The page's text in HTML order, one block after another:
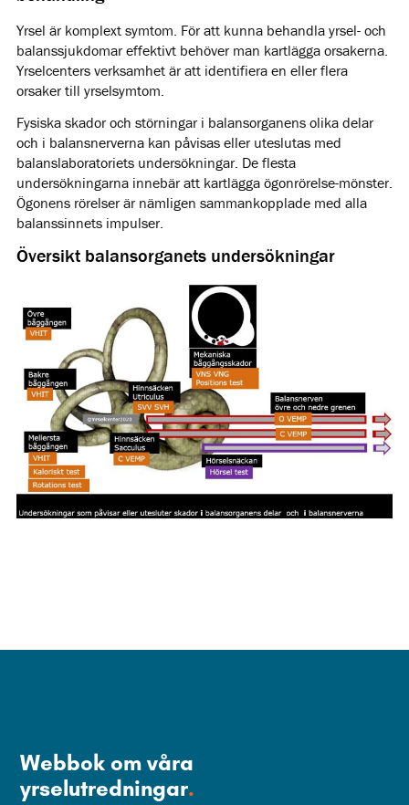
Yrsel är komplext symtom. För att kunna behandla yrsel- och
balanssjukdomar effektivt behöver man kartlägga orsakerna.
Yrselcenters verksamhet är att identifiera en eller flera
orsaker till yrselsymtom.
Fysiska skador och störningar i balansorganens olika delar
och i balansnerverna kan påvisas eller uteslutas med
balanslaboratoriets undersökningar. De flesta
undersökningarna innebär att kartlägga ögonrörelse-mönster.
Ögonens rörelser är nämligen sammankopplade med alla
balanssinnets impulser.
Översikt balansorganets undersökningar
Webbok om våra
yrselutredningar.